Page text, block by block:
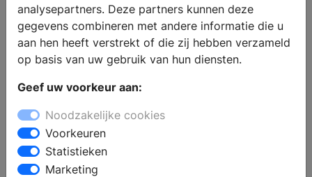
Producten Verkooppunten Brochures
Ga naar de website
analysepartners. Deze partners kunnen deze
gegevens combineren met andere informatie die u
aan hen heeft verstrekt of die zij hebben verzameld
op basis van uw gebruik van hun diensten.
Geef uw voorkeur aan:
Noodzakelijke cookies
Voorkeuren
Statistieken
Marketing